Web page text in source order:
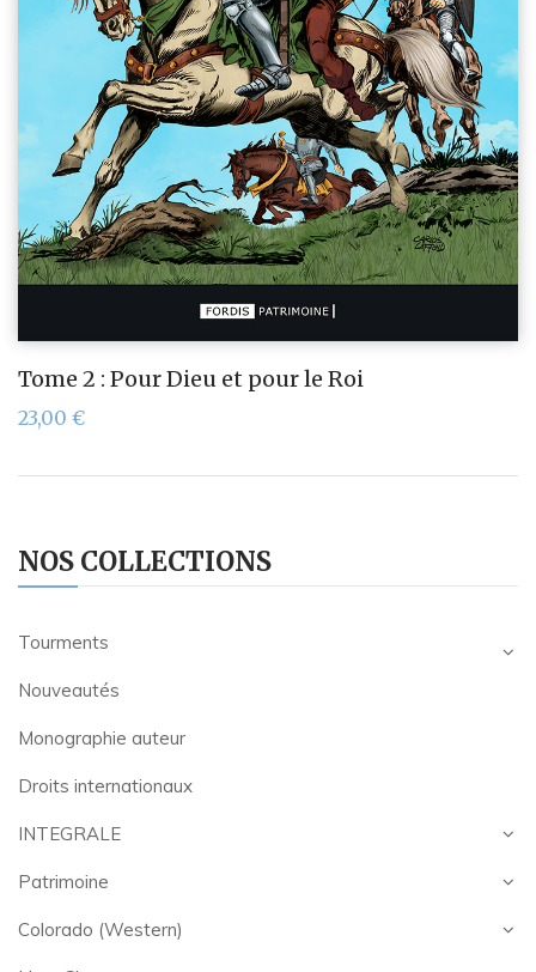
NOS COLLECTIONS
Tourments
Nouveautés
Monographie auteur
Droits internationaux
INTEGRALE
Patrimoine
Colorado (Western)
Tome 2 : Pour Dieu et pour le Roi
23,00 €